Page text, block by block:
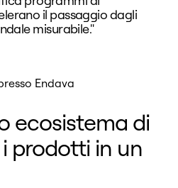
il passaggio dagli
misurabile."
Endava
ecosistema di
prodotti in un